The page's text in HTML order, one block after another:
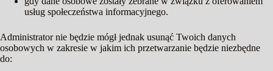
usług społeczeństwa informacyjnego.
Administrator nie będzie mógł jednak usunąć Twoich danych
osobowych w zakresie w jakim ich przetwarzanie będzie niezbędne
do: